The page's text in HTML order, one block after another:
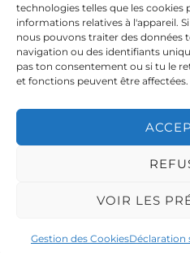
technologies telles que les cookies
informations relatives à l'appareil.
nous pouvons traiter des données
navigation ou des identifiants
pas ton consentement ou si tu le
et fonctions peuvent être affectées.
VOIR LES
Gestion des CookiesDéclaration
7000 KM à travers
l’Utah et Monument Valley
Roadtrip dans les maritimes
Une semaine à Terre-Neuve